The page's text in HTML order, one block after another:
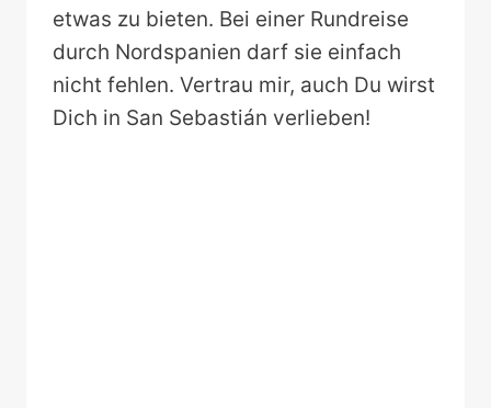
etwas zu bieten. Bei einer Rundreise
durch Nordspanien darf sie einfach
nicht fehlen. Vertrau mir, auch Du wirst
Dich in San Sebastián verlieben!